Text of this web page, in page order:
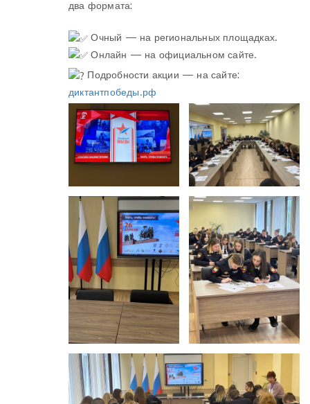
два формата:
Очный — на региональных площадках.
Онлайн — на официальном сайте.
Подробности акции — на сайте:
диктантпобеды.рф